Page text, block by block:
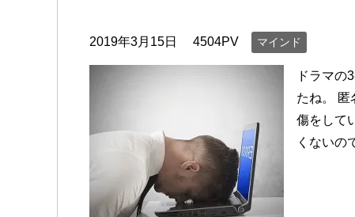
2019年3月15日 4504PV マインド
ドラマの
たね。 匿
傷をして
くないの